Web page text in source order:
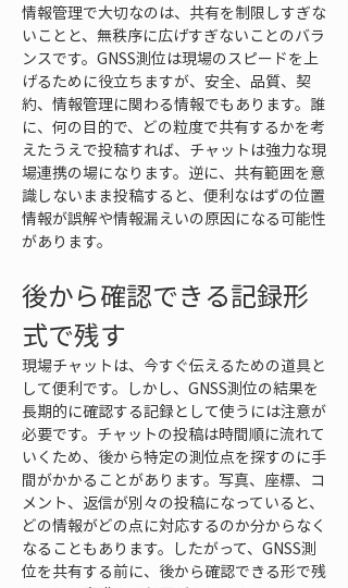
情報管理で大切なのは、共有を制限しすぎな
いことと、無秩序に広げすぎないことのバラ
ンスです。GNSS測位は現場のスピードを上
げるために役立ちますが、安全、品質、契
約、情報管理に関わる情報でもあります。誰
に、何の目的で、どの粒度で共有するかを考
えたうえで投稿すれば、チャットは強力な現
場連携の場になります。逆に、共有範囲を意
識しないまま投稿すると、便利なはずの位置
情報が誤解や情報漏えいの原因になる可能性
があります。
後から確認できる記録形
式で残す
現場チャットは、今すぐ伝えるための道具と
して便利です。しかし、GNSS測位の結果を
長期的に確認する記録として使うには注意が
必要です。チャットの投稿は時間順に流れて
いくため、後から特定の測位点を探すのに手
間がかかることがあります。写真、座標、コ
メント、返信が別々の投稿になっていると、
どの情報がどの点に対応するのか分からなく
なることもあります。したがって、GNSS測
位を共有する前に、後から確認できる形で残